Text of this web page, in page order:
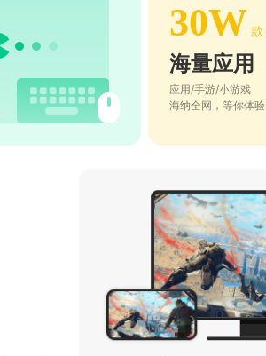
30W 款
海量应用
应用/手游/小游戏
海纳全网，等你体验